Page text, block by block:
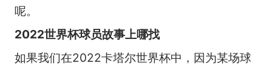
呢。
2022世界杯球员故事上哪找
如果我们在2022卡塔尔世界杯中，因为某场球